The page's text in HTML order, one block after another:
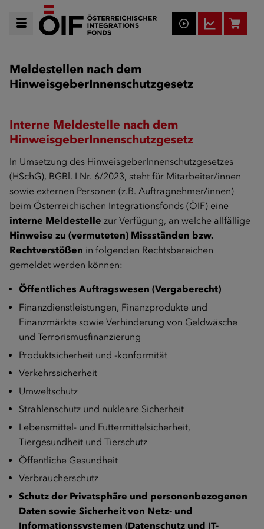
Meldestellen nach dem
HinweisgeberInnenschutzgesetz
Interne Meldestelle nach dem
HinweisgeberInnenschutzgesetz
In Umsetzung des HinweisgeberInnenschutzgesetzes
(HSchG), BGBl. I Nr. 6/2023, steht für Mitarbeiter/innen
sowie externen Personen (z.B. Auftragnehmer/innen)
beim Österreichischen Integrationsfonds (ÖIF) eine
interne Meldestelle zur Verfügung, an welche allfällige
Hinweise zu (vermuteten) Missständen bzw.
Rechtverstößen in folgenden Rechtsbereichen
gemeldet werden können:
Öffentliches Auftragswesen (Vergaberecht)
Finanzdienstleistungen, Finanzprodukte und
Finanzmärkte sowie Verhinderung von Geldwäsche
und Terrorismusfinanzierung
Produktsicherheit und -konformität
Verkehrssicherheit
Umweltschutz
Strahlenschutz und nukleare Sicherheit
Lebensmittel- und Futtermittelsicherheit,
Tiergesundheit und Tierschutz
Öffentliche Gesundheit
Verbraucherschutz
Schutz der Privatsphäre und personenbezogenen
Daten sowie Sicherheit von Netz- und
Informationssystemen (Datenschutz und IT-